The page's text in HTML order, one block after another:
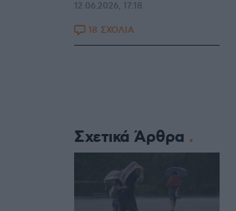
12.06.2026, 17:18
18 ΣΧΟΛΙΑ
Σχετικά Άρθρα